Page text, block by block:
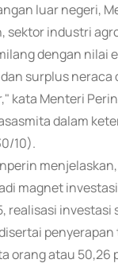
luar negeri,
sektor industri
dengan nilai
surplus neraca
kata Menteri
dalam
10).
magnet
realisasi investasi
penyerapan
orang atau 50,26